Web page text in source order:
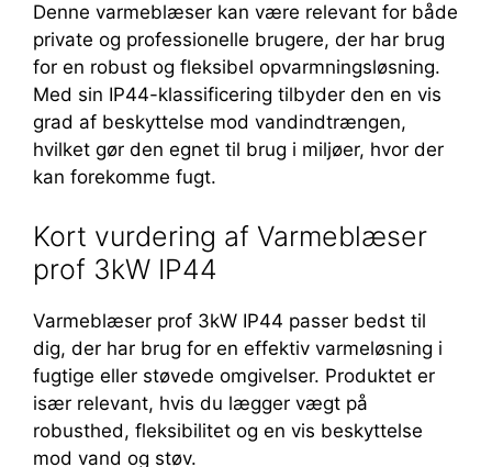
Denne varmeblæser kan være relevant for både
private og professionelle brugere, der har brug
for en robust og fleksibel opvarmningsløsning.
Med sin IP44-klassificering tilbyder den en vis
grad af beskyttelse mod vandindtrængen,
hvilket gør den egnet til brug i miljøer, hvor der
kan forekomme fugt.
Kort vurdering af Varmeblæser
prof 3kW IP44
Varmeblæser prof 3kW IP44 passer bedst til
dig, der har brug for en effektiv varmeløsning i
fugtige eller støvede omgivelser. Produktet er
især relevant, hvis du lægger vægt på
robusthed, fleksibilitet og en vis beskyttelse
mod vand og støv.